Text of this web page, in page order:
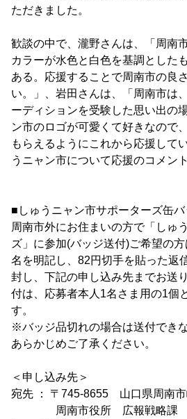
ただきました。
歓談の中で、瀧野さんは、「周南
カラーが水色と白色を基調とした
ある。応援することで周南市の良
い。」、岩田さんは、「周南市は
ーディションを受験した思い出の
ン市のロゴが可愛くて好きなので
もらえるようにこれから応援して
うニャン市について応援のコメン
■しゅうニャン市サポーターズ缶
周南市外にお住まいの方で「しゅ
ズ」に参加(バッジ送付)ご希望の
名を明記し、82円切手を貼った返
封し、下記の申し込み先までお送
付は、応募者本人1名さま用の1個
す。
※バッジ品切れの場合は送付でき
あらかじめご了承ください。
＜申し込み先＞
宛先 ： 〒745-8655 山口県周南
周南市役所 広報戦略課 し